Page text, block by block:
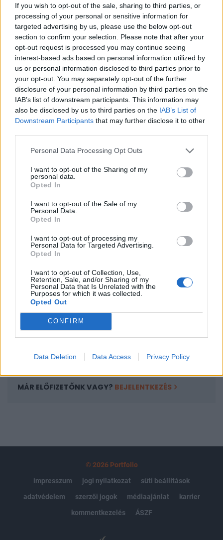
If you wish to opt-out of the sale, sharing to third parties, or
processing of your personal or sensitive information for
targeted advertising by us, please use the below opt-out
section to confirm your selection. Please note that after your
opt-out request is processed you may continue seeing
interest-based ads based on personal information utilized by
us or personal information disclosed to third parties prior to
your opt-out. You may separately opt-out of the further
disclosure of your personal information by third parties on the
IAB’s list of downstream participants. This information may
also be disclosed by us to third parties on the IAB’s List of
Downstream Participants that may further disclose it to other
Personal Data Processing Opt Outs
I want to opt-out of the Sharing of my
personal data.
Opted In
I want to opt-out of the Sale of my
Personal Data.
Opted In
I want to opt-out of processing my
Personal Data for Targeted Advertising.
Opted In
I want to opt-out of Collection, Use,
Retention, Sale, and/or Sharing of my
Personal Data that Is Unrelated with the
Purposes for which it was collected.
Opted Out
CONFIRM
Data Deletion Data Access Privacy Policy
2026. május 11. 20:52
Magyar Péter hétfőn a Karmelita kolostorhoz
ment, mert információi szerint a kormányváltás
után is folytatódnak az iratmegsemmisítések,
miközben új kötelezettségvállalások is történnek
az állami szerveknél. A miniszter "tárlatvezetést"
tartott az épületben.
Magyar Péter több leendő miniszterrel ment a
Karmelitához, vele volt Vitézy Dávid, közlekedési és
beruházási miniszter, Ruff Bálint, Miniszterelnökséget
Anita, külügyminiszter, és Velkey György, a Tisza egyik
frakcióvezetője. A megválasztott miniszterelnök szerint
A keresett cikk a portfolio.hu hírarchívumához
tartozik, melynek olvasása előfizetéses
regisztrációhoz kötött.
Az előfizetés a következőket tartalmazza:
Portfolio.hu teljes cikkarchívum
Kötéslisták: BÉT elmúlt 2 év napon belüli
kötéslistái
MÁR ELŐFIZETŐNK VAGY? BEJELENTKEZÉS
© 2026 Portfolio
impresszum
jogi nyilatkozat
süti beállítások
adatvédelem
szerzői jogok médiaajánlat
karrier
kommentkezelés
ÁSZF